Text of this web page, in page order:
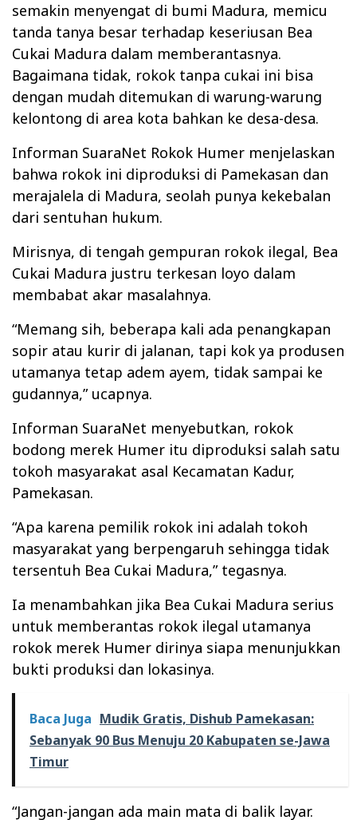
semakin menyengat di bumi Madura, memicu
tanda tanya besar terhadap keseriusan Bea
Cukai Madura dalam memberantasnya.
Bagaimana tidak, rokok tanpa cukai ini bisa
dengan mudah ditemukan di warung-warung
kelontong di area kota bahkan ke desa-desa.
Informan SuaraNet Rokok Humer menjelaskan
bahwa rokok ini diproduksi di Pamekasan dan
merajalela di Madura, seolah punya kekebalan
dari sentuhan hukum.
Mirisnya, di tengah gempuran rokok ilegal, Bea
Cukai Madura justru terkesan loyo dalam
membabat akar masalahnya.
“Memang sih, beberapa kali ada penangkapan
sopir atau kurir di jalanan, tapi kok ya produsen
utamanya tetap adem ayem, tidak sampai ke
gudannya,” ucapnya.
Informan SuaraNet menyebutkan, rokok
bodong merek Humer itu diproduksi salah satu
tokoh masyarakat asal Kecamatan Kadur,
Pamekasan.
“Apa karena pemilik rokok ini adalah tokoh
masyarakat yang berpengaruh sehingga tidak
tersentuh Bea Cukai Madura,” tegasnya.
Ia menambahkan jika Bea Cukai Madura serius
untuk memberantas rokok ilegal utamanya
rokok merek Humer dirinya siapa menunjukkan
bukti produksi dan lokasinya.
Baca Juga Mudik Gratis, Dishub Pamekasan:
Sebanyak 90 Bus Menuju 20 Kabupaten se-Jawa
Timur
“Jangan-jangan ada main mata di balik layar.